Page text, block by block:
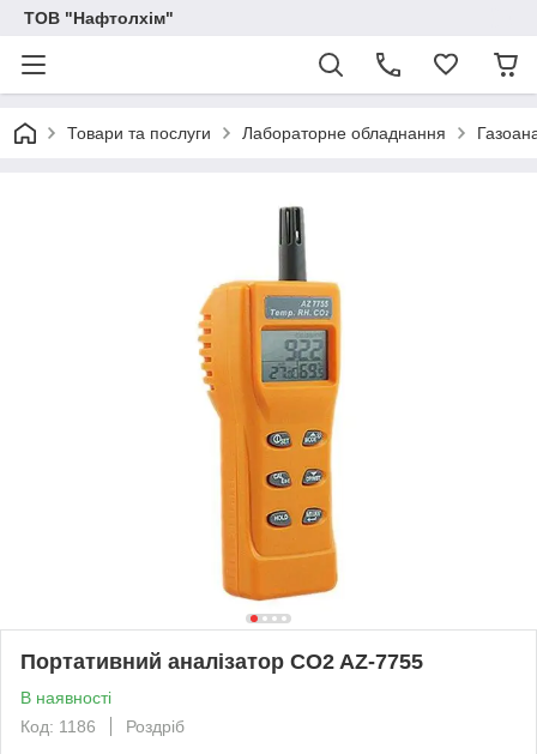
ТОВ "Нафтолхім"
Товари та послуги Лабораторне обладнання
Портативний аналізатор CO2 AZ-7755
В наявності
Код: 1186
Роздріб